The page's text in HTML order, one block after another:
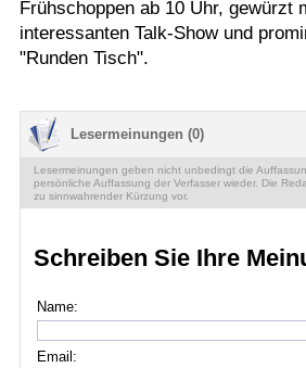
Frühschoppen ab 10 Uhr, gewürzt
interessanten Talk-Show und
"Runden Tisch".
Lesermeinungen (0)
Lesermeinungen geben nicht unbedingt die
persönliche Auffassung der Verfasser wieder. Die
zu sinnwahrender Kürzung vor.
Schreiben Sie Ihre
Name:
Email: